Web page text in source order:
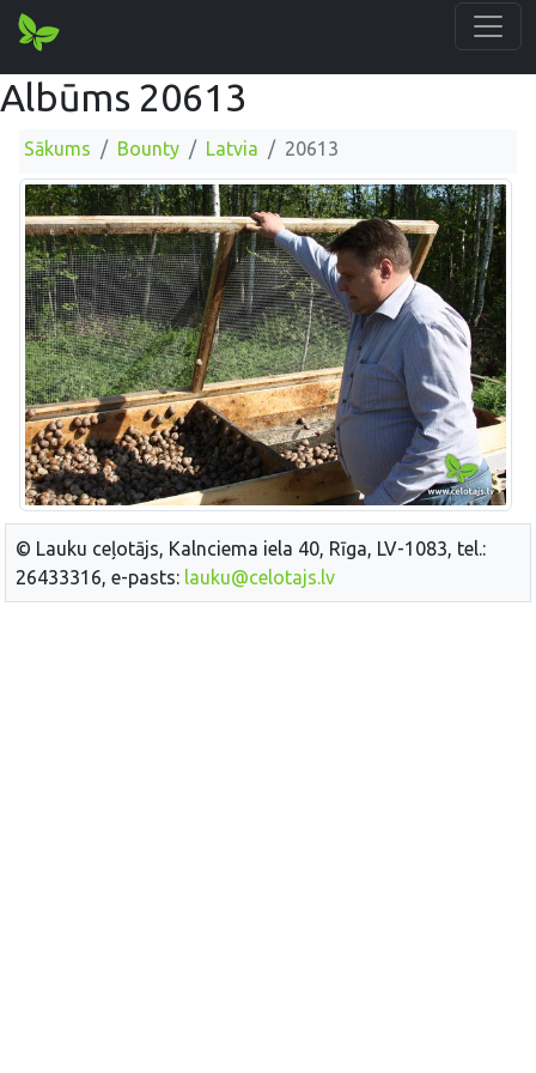
Albūms 20613
Sākums Bounty Latvia 20613
© Lauku ceļotājs, Kalnciema iela 40, Rīga, LV-1083, tel.:
26433316, e-pasts: lauku@celotajs.lv